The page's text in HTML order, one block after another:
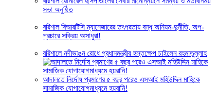
সভা অনুষ্ঠিত
বরিশাল বিআরটিসি ম্যানেজারের তৎপরতায় বন্ধ অনিয়ম-দুর্নীতি, অপ-
প্রচারে সক্রিয় অসাধুরা!
বরিশালে নদীভাঙন রোধে প্রধানমন্ত্রীর হস্তক্ষেপ চাইলেন রহমাতুল্লাহ
আদালতে নির্দোষ প্রমাণের ৫ বছর পরেও এসআই মহিউদ্দিন মাহিকে
সামাজিক যোগাযোগমাধ্যমে হয়রানি!